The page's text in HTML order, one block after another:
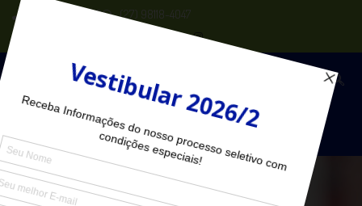
(27) 2102-6000 (27) 98118-4047
Seja Aluno